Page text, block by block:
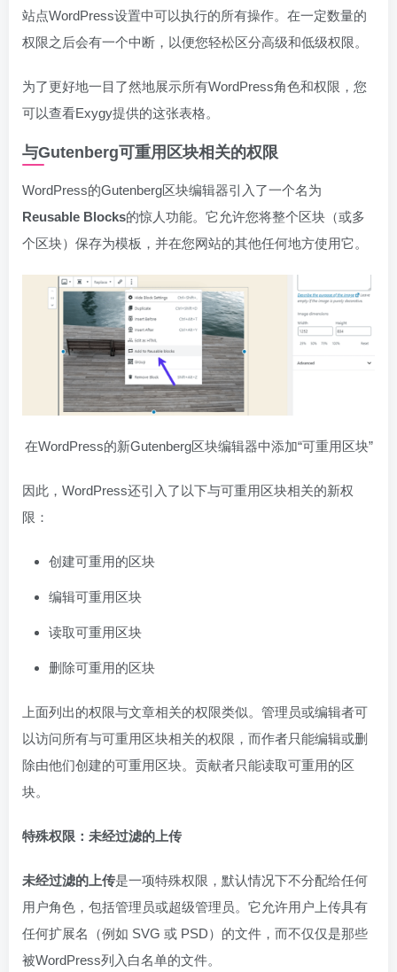
站点WordPress设置中可以执行的所有操作。在一定数量的
权限之后会有一个中断，以便您轻松区分高级和低级权限。
为了更好地一目了然地展示所有WordPress角色和权限，您
可以查看Exygy提供的这张表格。
与Gutenberg可重用区块相关的权限
WordPress的Gutenberg区块编辑器引入了一个名为
Reusable Blocks的惊人功能。它允许您将整个区块（或多
个区块）保存为模板，并在您网站的其他任何地方使用它。
在WordPress的新Gutenberg区块编辑器中添加“可重用区块”
因此，WordPress还引入了以下与可重用区块相关的新权
限：
创建可重用的区块
编辑可重用区块
读取可重用区块
删除可重用的区块
上面列出的权限与文章相关的权限类似。管理员或编辑者可
以访问所有与可重用区块相关的权限，而作者只能编辑或删
除由他们创建的可重用区块。贡献者只能读取可重用的区
块。
特殊权限：未经过滤的上传
未经过滤的上传是一项特殊权限，默认情况下不分配给任何
用户角色，包括管理员或超级管理员。它允许用户上传具有
任何扩展名（例如 SVG 或 PSD）的文件，而不仅仅是那些
被WordPress列入白名单的文件。